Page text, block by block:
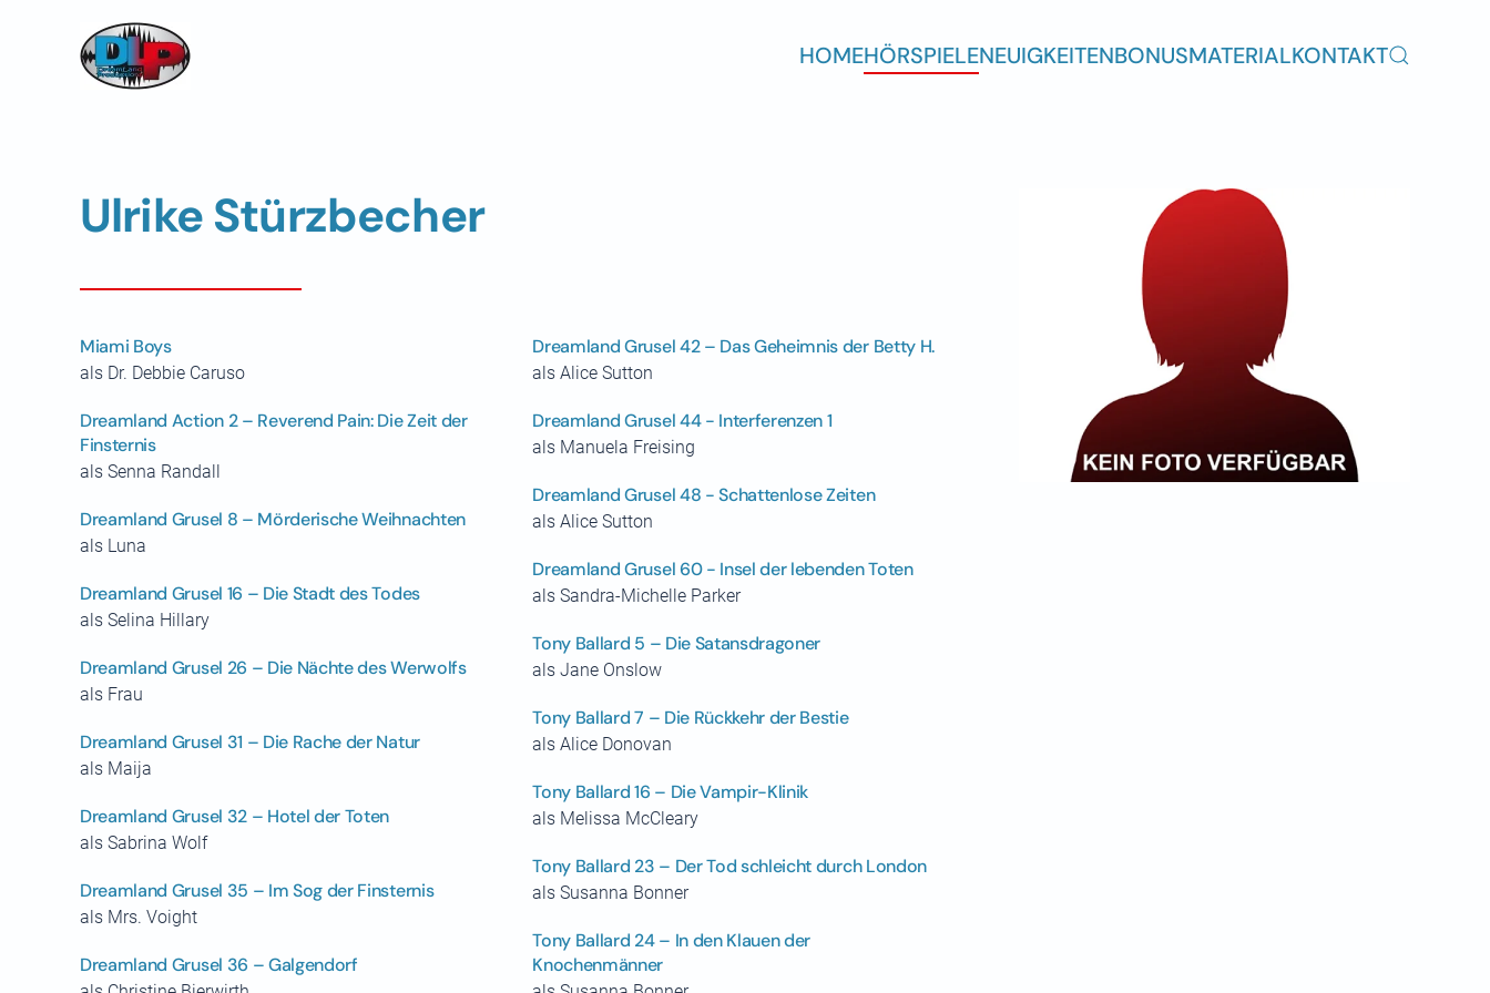
Skip to main content HOMEHÖRSPIELENEUIGKEITENBONUSMATERIALKONTAKT
Ulrike Stürzbecher
Miami Boys
als Dr. Debbie Caruso
Dreamland Action 2 – Reverend Pain: Die Zeit der
Finsternis
als Senna Randall
Dreamland Grusel 8 – Mörderische Weihnachten
als Luna
Dreamland Grusel 16 – Die Stadt des Todes
als Selina Hillary
Dreamland Grusel 26 – Die Nächte des Werwolfs
als Frau
Dreamland Grusel 31 – Die Rache der Natur
als Maija
Dreamland Grusel 32 – Hotel der Toten
als Sabrina Wolf
Dreamland Grusel 35 – Im Sog der Finsternis
als Mrs. Voight
Dreamland Grusel 36 – Galgendorf
Dreamland Grusel 42 – Das Geheimnis der Betty H.
als Alice Sutton
Dreamland Grusel 44 - Interferenzen 1
als Manuela Freising
Dreamland Grusel 48 - Schattenlose Zeiten
als Alice Sutton
Dreamland Grusel 60 - Insel der lebenden Toten
als Sandra-Michelle Parker
Tony Ballard 5 – Die Satansdragoner
als Jane Onslow
Tony Ballard 7 – Die Rückkehr der Bestie
als Alice Donovan
Tony Ballard 16 – Die Vampir-Klinik
als Melissa McCleary
Tony Ballard 23 – Der Tod schleicht durch London
als Susanna Bonner
Tony Ballard 24 – In den Klauen der
Knochenmänner